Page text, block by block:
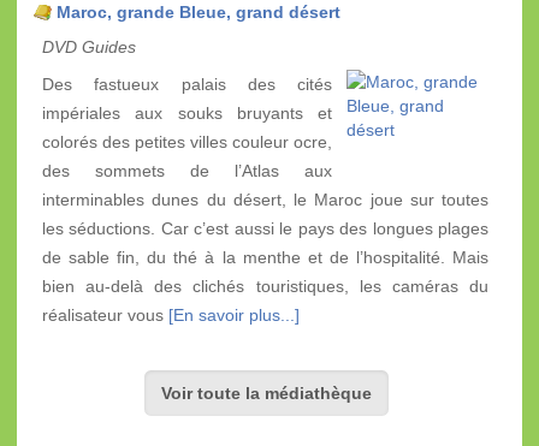
Maroc, grande Bleue, grand désert
DVD Guides
Des fastueux palais des cités
impériales aux souks bruyants et
colorés des petites villes couleur ocre,
des sommets de l’Atlas aux
interminables dunes du désert, le Maroc joue sur toutes
les séductions. Car c’est aussi le pays des longues plages
de sable fin, du thé à la menthe et de l’hospitalité. Mais
bien au-delà des clichés touristiques, les caméras du
réalisateur vous [En savoir plus...]
Voir toute la médiathèque